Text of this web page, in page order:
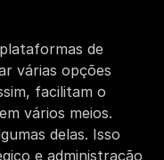
de
várias opções
facilitam o
vários meios.
delas. Isso
e administração